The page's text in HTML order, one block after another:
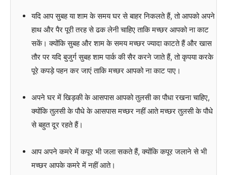
यदि आप सुबह या शाम के समय घर से बाहर निकलते हैं, तो आपको अपने
हाथ और पैर पूरी तरह से ढक लेनी चाहिए ताकि मच्छर आपको ना काट
सकें। क्योंकि सुबह और शाम के समय मच्छर ज्यादा काटते हैं और खास
तौर पर यदि बुजुर्ग सुबह शाम पार्क की सैर करने जाते हैं, तो कृपया करके
पूरे कपड़े पहन कर जाएं ताकि मच्छर आपको ना काट पाए।
अपने घर में खिड़की के आसपास आपको तुलसी का पौधा रखना चाहिए,
क्योंकि तुलसी के पौधे के आसपास मच्छर नहीं आते मच्छर तुलसी के पौधे
से बहुत दूर रहते हैं।
आप अपने कमरे में कपूर भी जला सकते हैं, क्योंकि कपूर जलाने से भी
मच्छर आपके कमरे में नहीं आते।